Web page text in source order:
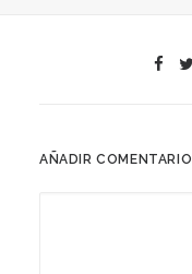
AÑADIR COMENTARIO